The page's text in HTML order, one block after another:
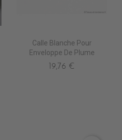
Calle Blanche Pour
Enveloppe De Plume
19,76 €